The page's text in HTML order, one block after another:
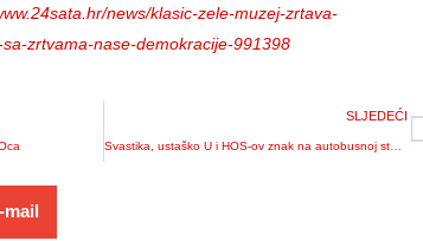
news/klasic-zele-muzej-zrtava-
zrtvama-nase-demokracije-991398
SLJEDEĆI
Svastika, ustaško U i HOS-ov znak na autobusnoj stanici kraj Šibenika
mail